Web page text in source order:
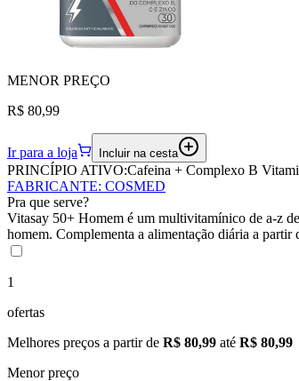
MENOR PREÇO
R$ 80,99
Ir para a loja Incluir na cesta
PRINCÍPIO ATIVO:Cafeina + Complexo B
FABRICANTE: COSMED
Pra que serve?
Vitasay 50+ Homem é um multivitamínico de a-z
homem. Complementa a alimentação diária a partir
1
ofertas
Melhores preços a partir de R$ 80,99 até R$ 80,99
Menor preço